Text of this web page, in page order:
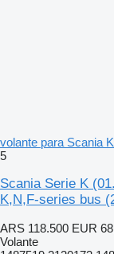
volante para Scania
5
Scania Serie K
K,N,F-series bus
ARS 118.500 EUR
Volante